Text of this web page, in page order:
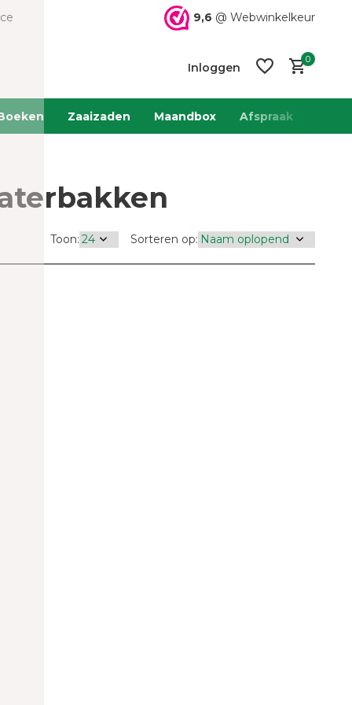
9,6 @ Webwinkelkeur
Inloggen
Account
Account
0
Zaaizaden Maandbox Afspraak
Toon: Sorteren op: